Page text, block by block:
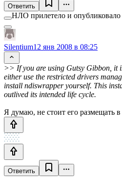
Ответить
НЛО прилетело и опубликовало
Silentium12 янв 2008 в 08:25
>> If you are using Gutsy Gibbon, it
either use the restricted drivers
install ndiswrapper yourself. This
outlived its intended life cycle.
Я думаю, не стоит его размещать в
Ответить